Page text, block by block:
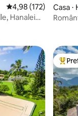
4,98 de uma
4,98 (172)
Hanalei
Casa ⋅